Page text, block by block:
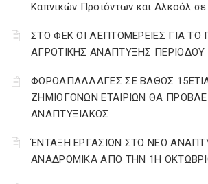
Καπνικών Προϊόντων και Αλκοόλ σε
ΣΤΟ ΦΕΚ ΟΙ ΛΕΠΤΟΜΕΡΕΙΕΣ ΓΙΑ
ΑΓΡΟΤΙΚΗΣ ΑΝΑΠΤΥΞΗΣ ΠΕΡΙΟΔΟΥ
ΦΟΡΟΑΠΑΛΛΑΓΕΣ ΣΕ ΒΑΘΟΣ
ΖΗΜΙΟΓΟΝΩΝ ΕΤΑΙΡΙΩΝ ΘΑ
ΑΝΑΠΤΥΞΙΑΚΟΣ
ΈΝΤΑΞΗ ΕΡΓΑΣΙΩΝ ΣΤΟ ΝΕΟ
ΑΝΑΔΡΟΜΙΚΑ ΑΠΟ ΤΗΝ 1Η